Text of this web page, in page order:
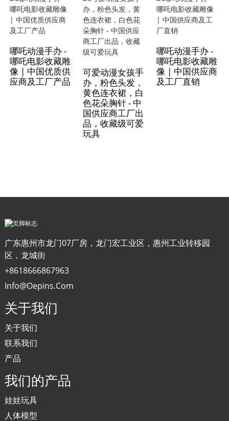
哪吒动漫手办 -
哪吒电影收藏雕
像 | 中国优质供
应商及工厂产品
可爱动漫女孩手
办，粉色头发，
黄色连衣裙，白
色花朵胸针 - 中
国供应商工厂出
品，收藏级可爱
玩具
哪吒动漫手办 -
哪吒电影收藏雕
像 | 中国供应商
及工厂直销
广东惠州市龙门07厂房，龙门宏工业区，惠州工业转移园
区，龙城街
+8618666867963
Info@oepins.com
关于我们
关于我们
联系我们
产品
我们的产品
娃娃玩具
人体模型